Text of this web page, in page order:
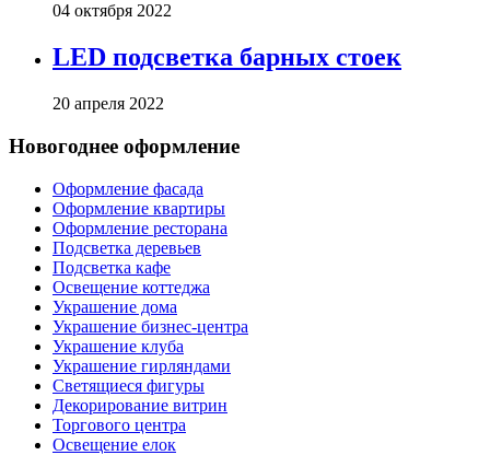
04 октября 2022
LED подсветка барных стоек
20 апреля 2022
Новогоднее оформление
Оформление фасада
Оформление квартиры
Оформление ресторана
Подсветка деревьев
Подсветка кафе
Освещение коттеджа
Украшение дома
Украшение бизнес-центра
Украшение клуба
Украшение гирляндами
Светящиеся фигуры
Декорирование витрин
Торгового центра
Освещение елок